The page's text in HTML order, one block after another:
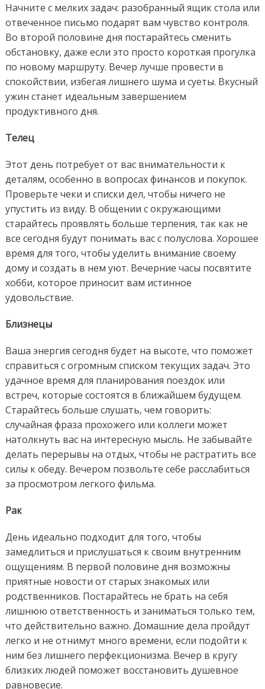
Начните с мелких задач: разобранный ящик стола или
отвеченное письмо подарят вам чувство контроля.
Во второй половине дня постарайтесь сменить
обстановку, даже если это просто короткая прогулка
по новому маршруту. Вечер лучше провести в
спокойствии, избегая лишнего шума и суеты. Вкусный
ужин станет идеальным завершением
продуктивного дня.
Телец
Этот день потребует от вас внимательности к
деталям, особенно в вопросах финансов и покупок.
Проверьте чеки и списки дел, чтобы ничего не
упустить из виду. В общении с окружающими
старайтесь проявлять больше терпения, так как не
все сегодня будут понимать вас с полуслова. Хорошее
время для того, чтобы уделить внимание своему
дому и создать в нем уют. Вечерние часы посвятите
хобби, которое приносит вам истинное
удовольствие.
Близнецы
Ваша энергия сегодня будет на высоте, что поможет
справиться с огромным списком текущих задач. Это
удачное время для планирования поездок или
встреч, которые состоятся в ближайшем будущем.
Старайтесь больше слушать, чем говорить:
случайная фраза прохожего или коллеги может
натолкнуть вас на интересную мысль. Не забывайте
делать перерывы на отдых, чтобы не растратить все
силы к обеду. Вечером позвольте себе расслабиться
за просмотром легкого фильма.
Рак
День идеально подходит для того, чтобы
замедлиться и прислушаться к своим внутренним
ощущениям. В первой половине дня возможны
приятные новости от старых знакомых или
родственников. Постарайтесь не брать на себя
лишнюю ответственность и заниматься только тем,
что действительно важно. Домашние дела пройдут
легко и не отнимут много времени, если подойти к
ним без лишнего перфекционизма. Вечер в кругу
близких людей поможет восстановить душевное
равновесие.